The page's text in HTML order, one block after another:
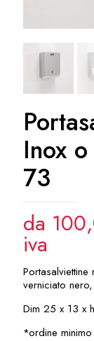
Inox
73
da
iva
verniciato
Dim 25 x 13 x
*ordine